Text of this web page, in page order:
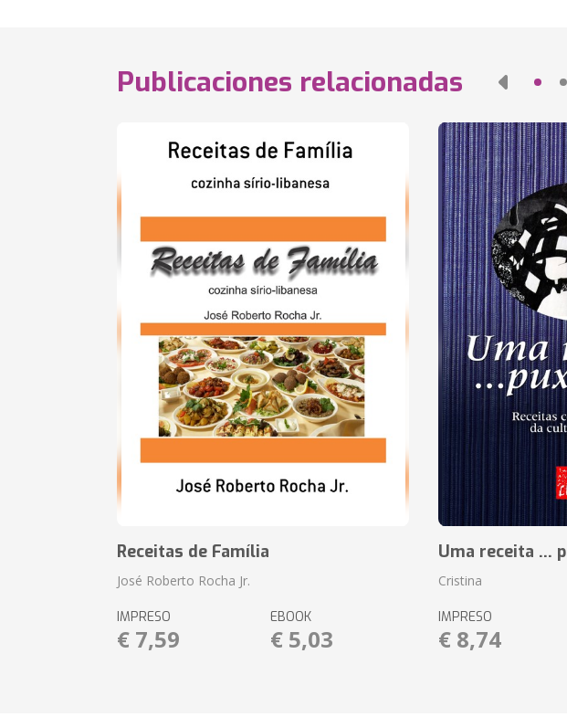
Publicaciones relacionadas
Receitas de Família
José Roberto Rocha Jr.
IMPRESO
€ 7,59
EBOOK
€ 5,03
Uma receita ...
Cristina
IMPRESO
€ 8,74